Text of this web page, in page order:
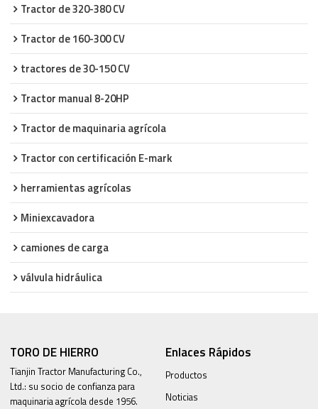
Tractor de 320-380 CV
Tractor de 160-300 CV
tractores de 30-150 CV
Tractor manual 8-20HP
Tractor de maquinaria agrícola
Tractor con certificación E-mark
herramientas agrícolas
Miniexcavadora
camiones de carga
válvula hidráulica
TORO DE HIERRO
Tianjin Tractor Manufacturing Co.,
Ltd.: su socio de confianza para
maquinaria agrícola desde 1956.
Enlaces Rápidos
Productos
Noticias